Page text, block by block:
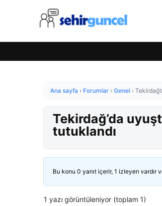
Ana sayfa › Forumlar › Genel ›
Tekirdağ’da
tutuklandı
Bu konu 0 yanıt içerir, 1 izleyen vardır
1 yazı görüntüleniyor (toplam 1)